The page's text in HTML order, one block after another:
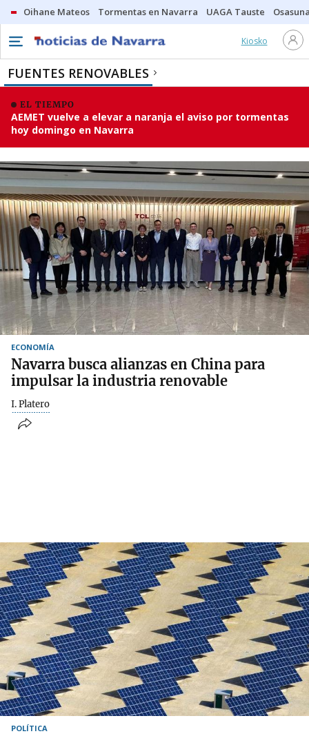
Oihane Mateos Tormentas en Navarra UAGA Tauste
Kiosko
FUENTES RENOVABLES
EL TIEMPO
AEMET vuelve a elevar a naranja el aviso por tormentas
hoy domingo en Navarra
ECONOMÍA
Navarra busca alianzas en China para
impulsar la industria renovable
I. Platero
POLÍTICA